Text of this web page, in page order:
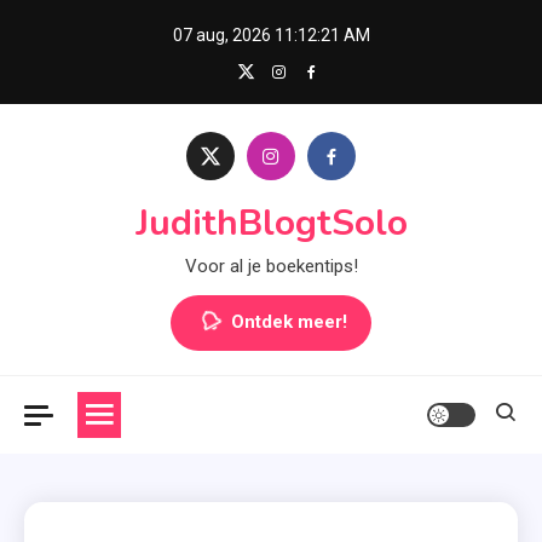
07 aug, 2026 11:12:22 AM
JudithBlogtSolo
Voor al je boekentips!
Ontdek meer!